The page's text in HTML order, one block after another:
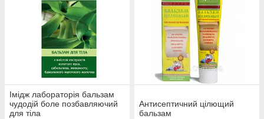
Імідж лабораторія бальзам
чудодій боле позбавляючий
для тіла
Антисептичний цілющий
бальзам